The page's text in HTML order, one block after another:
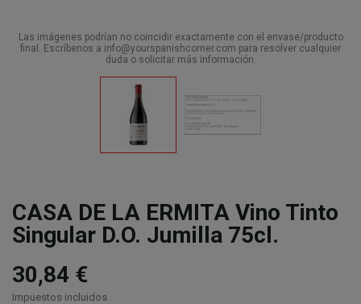
Las imágenes podrían no coincidir exactamente con el envase/producto
final. Escríbenos a info@yourspanishcorner.com para resolver cualquier
duda o solicitar más información.
CASA DE LA ERMITA Vino Tinto
Singular D.O. Jumilla 75cl.
30,84 €
Impuestos incluidos